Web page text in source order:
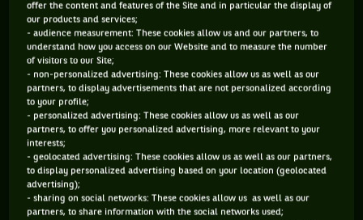
souviennent…
Février 1993. L’Open d’Australie s’achève par la victoire du
numéro 1 mondial Jim Courier sur le numéro 2 Stefan Edberg.
Comme d’habitude, la caravane de l’ATP emprunte dans la
foulée des routes différentes, une en indoor, en Europe,
(Marseille, Milan, Rotterdam), l’autre sur dur extérieur, aux
Etats-Unis (San Francisco, Memphis), les deux devant se
rejoindre en mars du côté d’Indian Wells. Mais le calendrier
1993 offre aussi une troisième voie aux joueurs
offer the content and features of the Site and in particular the display of
our products and services;
- audience measurement: These cookies allow us and our partners, to
understand how you access on our Website and to measure the number
of visitors to our Site;
- non-personalized advertising: These cookies allow us as well as our
partners, to display advertisements that are not personalized according
to your profile;
- personalized advertising: These cookies allow us as well as our
partners, to offer you personalized advertising, more relevant to your
interests;
- geolocated advertising: These cookies allow us as well as our partners,
to display personalized advertising based on your location (geolocated
advertising);
- sharing on social networks: These cookies allow us as well as our
partners, to share information with the social networks used;